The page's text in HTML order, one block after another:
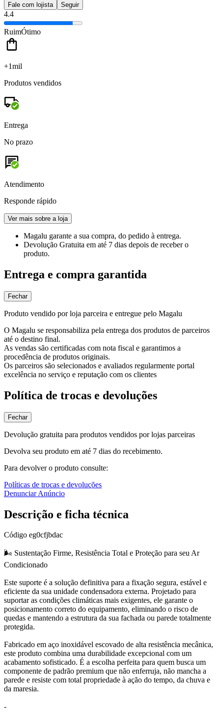
Fale com lojista Seguir
4.4
RuimÓtimo
+1mil
Produtos vendidos
Entrega
No prazo
Atendimento
Responde rápido
Ver mais sobre a loja
Magalu garante a sua compra, do pedido à entrega.
Devolução Gratuita em até 7 dias depois de receber o
produto.
Entrega e compra garantida
Fechar
Produto vendido por loja parceira e entregue pelo Magalu
O Magalu se responsabiliza pela entrega dos produtos de parceiros
até o destino final.
As vendas são certificadas com nota fiscal e garantimos a
procedência de produtos originais.
Os parceiros são selecionados e avaliados regularmente portal
excelência no serviço e reputação com os clientes
Política de trocas e devoluções
Fechar
Devolução gratuita para produtos vendidos por lojas parceiras
Devolva seu produto em até 7 dias do recebimento.
Para devolver o produto consulte:
Políticas de trocas e devoluções
Denunciar Anúncio
Descrição e ficha técnica
Código eg0cfjbdac
🌬️ Sustentação Firme, Resistência Total e Proteção para seu Ar
Condicionado
Este suporte é a solução definitiva para a fixação segura, estável e
eficiente da sua unidade condensadora externa. Projetado para
suportar as condições climáticas mais exigentes, ele garante o
posicionamento correto do equipamento, eliminando o risco de
quedas e mantendo a estrutura da sua fachada ou parede totalmente
protegida.
Fabricado em aço inoxidável escovado de alta resistência mecânica,
este produto combina uma durabilidade excepcional com um
acabamento sofisticado. É a escolha perfeita para quem busca um
componente de padrão premium que não enferruja, não mancha a
parede e resiste com total propriedade à ação do tempo, da chuva e
da maresia.
-